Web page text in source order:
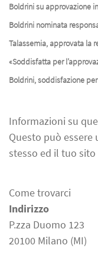
Boldrini su approvazione
Boldrini nominata
Talassemia, approvata la
«Soddisfatta per
Boldrini, soddisfazione
Informazioni su
Questo può
stesso ed il tuo
Come trovarci
Indirizzo
P.zza Duomo 123
20100 Milano (MI)